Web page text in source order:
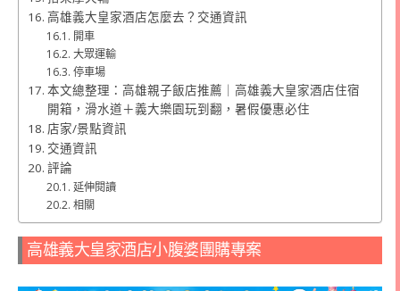
高雄義大皇家酒店怎麼去？交通資訊
開車
大眾運輸
停車場
本文總整理：高雄親子飯店推薦｜高雄義大皇家酒店住宿
開箱，滑水道＋義大樂園玩到翻，暑假優惠必住
店家/景點資訊
交通資訊
評論
延伸閱讀
相關
高雄義大皇家酒店小腹婆團購專案